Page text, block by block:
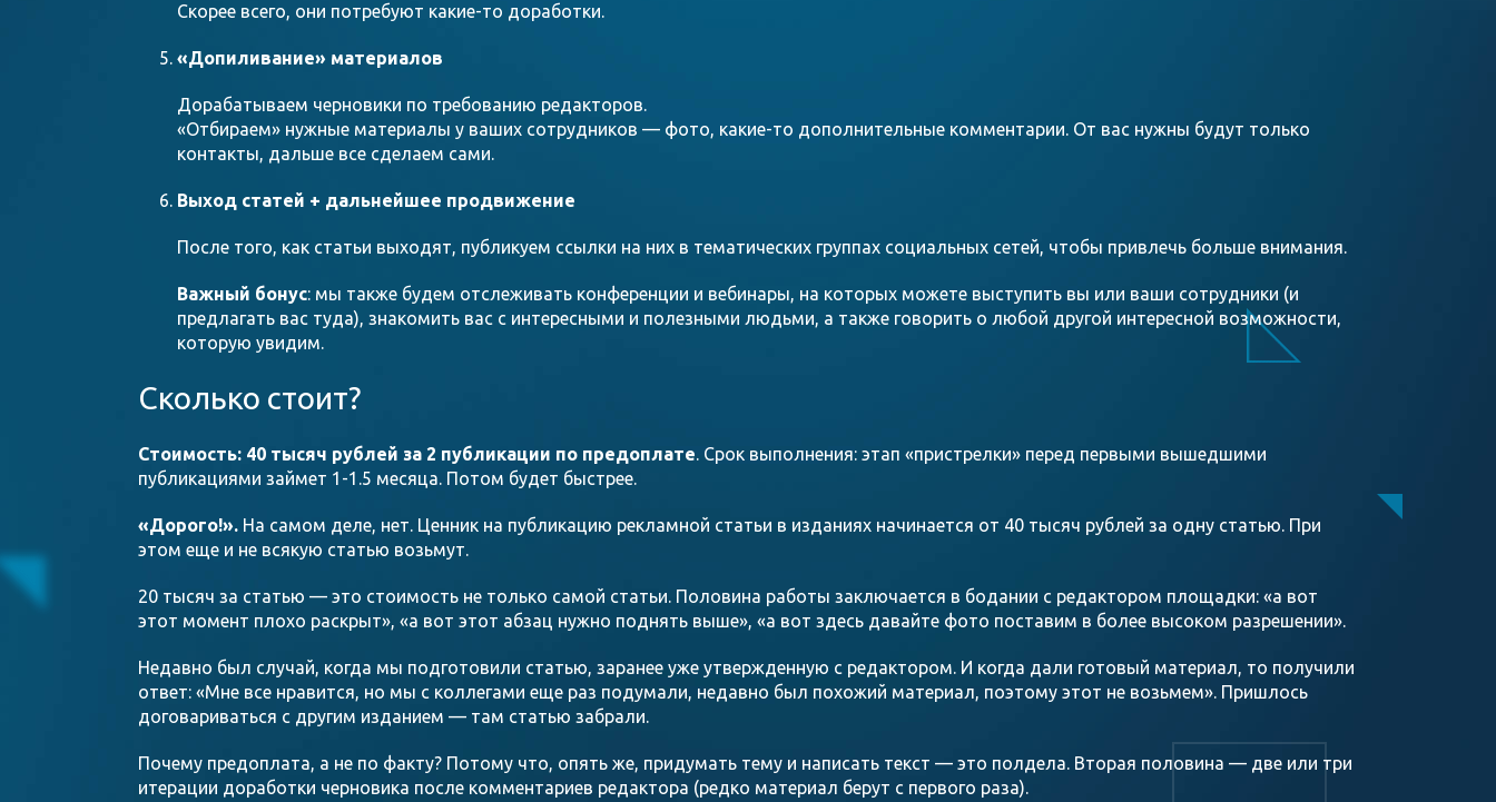
Скорее всего, они потребуют какие-то доработки.
«Допиливание» материалов
Дорабатываем черновики по требованию редакторов.
«Отбираем» нужные материалы у ваших сотрудников — фото, какие-то дополнительные комментарии. От вас нужны будут только
контакты, дальше все сделаем сами.
Выход статей + дальнейшее продвижение
После того, как статьи выходят, публикуем ссылки на них в тематических группах социальных сетей, чтобы привлечь больше внимания.
Важный бонус: мы также будем отслеживать конференции и вебинары, на которых можете выступить вы или ваши сотрудники (и
предлагать вас туда), знакомить вас с интересными и полезными людьми, а также говорить о любой другой интересной возможности,
которую увидим.
Сколько стоит?
Стоимость: 40 тысяч рублей за 2 публикации по предоплате. Срок выполнения: этап «пристрелки» перед первыми вышедшими
публикациями займет 1-1.5 месяца. Потом будет быстрее.
«Дорого!». На самом деле, нет. Ценник на публикацию рекламной статьи в изданиях начинается от 40 тысяч рублей за одну статью. При
этом еще и не всякую статью возьмут.
20 тысяч за статью — это стоимость не только самой статьи. Половина работы заключается в бодании с редактором площадки: «а вот
этот момент плохо раскрыт», «а вот этот абзац нужно поднять выше», «а вот здесь давайте фото поставим в более высоком разрешении».
Недавно был случай, когда мы подготовили статью, заранее уже утвержденную с редактором. И когда дали готовый материал, то получили
ответ: «Мне все нравится, но мы с коллегами еще раз подумали, недавно был похожий материал, поэтому этот не возьмем». Пришлось
договариваться с другим изданием — там статью забрали.
Почему предоплата, а не по факту? Потому что, опять же, придумать тему и написать текст — это полдела. Вторая половина — две или три
итерации доработки черновика после комментариев редактора (редко материал берут с первого раза).